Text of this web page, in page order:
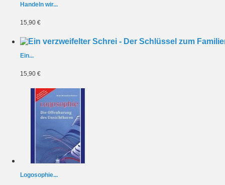
Handeln wir...
15,90 €
Ein...
15,90 €
Logosophie...